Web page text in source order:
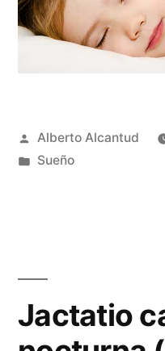
Publicado
por
Alberto Alcantud
Publicado
Sueño
Jactatio